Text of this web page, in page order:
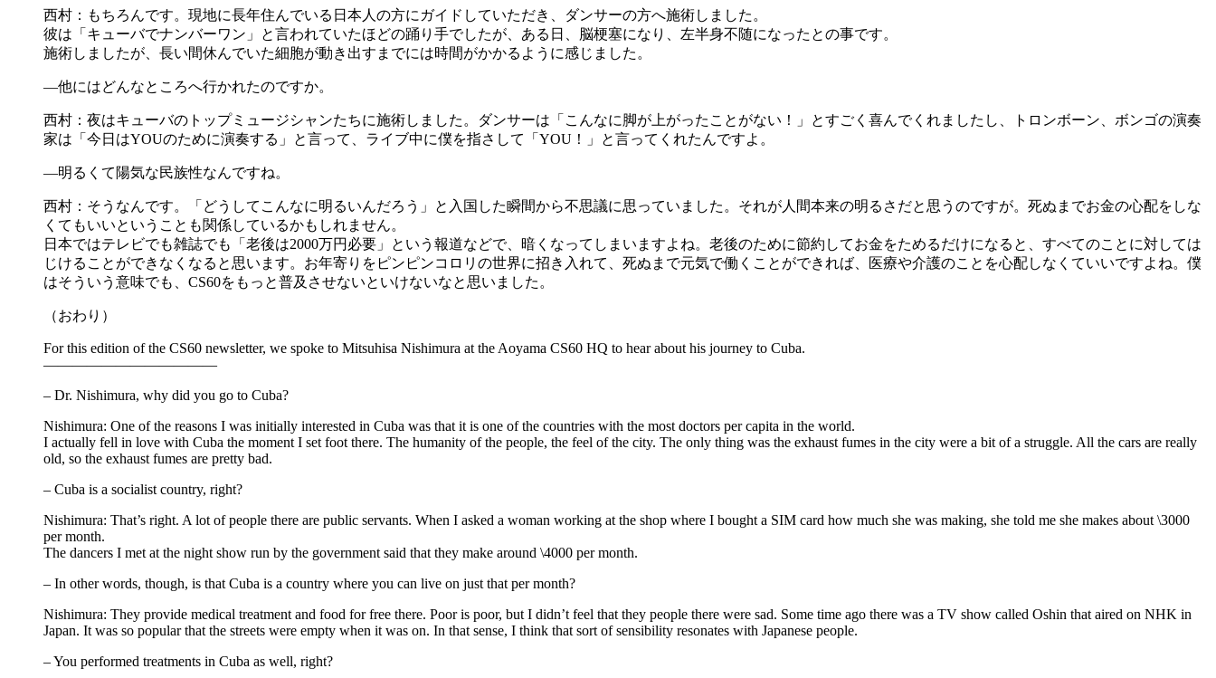
西村：もちろんです。現地に長年住んでいる日本人の方にガイドしていただき、ダンサーの方へ施術しました。
彼は「キューバでナンバーワン」と言われていたほどの踊り手でしたが、ある日、脳梗塞になり、左半身不随になったとの事です。
施術しましたが、長い間休んでいた細胞が動き出すまでには時間がかかるように感じました。
―他にはどんなところへ行かれたのですか。
西村：夜はキューバのトップミュージシャンたちに施術しました。ダンサーは「こんなに脚が上がったことがない！」とすごく喜んでくれましたし、トロンボーン、ボンゴの演奏
家は「今日はYOUのために演奏する」と言って、ライブ中に僕を指さして「YOU！」と言ってくれたんですよ。
―明るくて陽気な民族性なんですね。
西村：そうなんです。「どうしてこんなに明るいんだろう」と入国した瞬間から不思議に思っていました。それが人間本来の明るさだと思うのですが。死ぬまでお金の心配をしな
くてもいいということも関係しているかもしれません。
日本ではテレビでも雑誌でも「老後は2000万円必要」という報道などで、暗くなってしまいますよね。老後のために節約してお金をためるだけになると、すべてのことに対しては
じけることができなくなると思います。お年寄りをピンピンコロリの世界に招き入れて、死ぬまで元気で働くことができれば、医療や介護のことを心配しなくていいですよね。僕
はそういう意味でも、CS60をもっと普及させないといけないなと思いました。
（おわり）
For this edition of the CS60 newsletter, we spoke to Mitsuhisa Nishimura at the Aoyama CS60 HQ to hear about his journey to Cuba.
――――――――――――
– Dr. Nishimura, why did you go to Cuba?
Nishimura: One of the reasons I was initially interested in Cuba was that it is one of the countries with the most doctors per capita in the world.
I actually fell in love with Cuba the moment I set foot there. The humanity of the people, the feel of the city. The only thing was the exhaust fumes in the city were a bit of a struggle. All the cars are really
old, so the exhaust fumes are pretty bad.
– Cuba is a socialist country, right?
Nishimura: That’s right. A lot of people there are public servants. When I asked a woman working at the shop where I bought a SIM card how much she was making, she told me she makes about \3000
per month.
The dancers I met at the night show run by the government said that they make around \4000 per month.
– In other words, though, is that Cuba is a country where you can live on just that per month?
Nishimura: They provide medical treatment and food for free there. Poor is poor, but I didn’t feel that they people there were sad. Some time ago there was a TV show called Oshin that aired on NHK in
Japan. It was so popular that the streets were empty when it was on. In that sense, I think that sort of sensibility resonates with Japanese people.
– You performed treatments in Cuba as well, right?